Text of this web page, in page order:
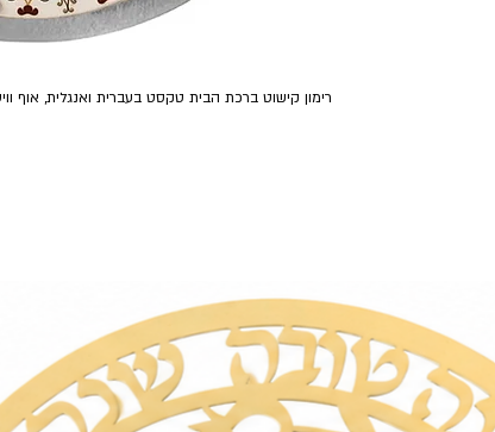
רימון קישוט ברכת הבית טקסט בעברית ואנגלית, אוף